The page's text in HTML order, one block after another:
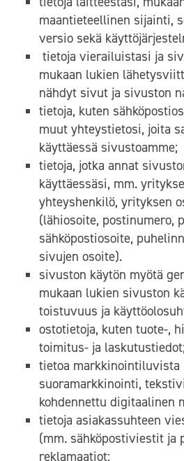
maantieteellinen sijainti,
versio sekä
tietoja vierailuistasi ja
mukaan lukien
nähdyt sivut ja sivuston
tietoja, kuten
muut yhteystietosi, joita
käyttäessä sivustoamme;
tietoja, jotka annat
käyttäessäsi, mm.
yhteyshenkilö, yrityksen
(lähiosoite, postinumero,
sähköpostiosoite,
sivujen osoite).
sivuston käytön myötä
mukaan lukien sivuston
toistuvuus ja
ostotietoja, kuten tuote-,
toimitus- ja laskutustiedot;
tietoa markkinointiluvista
suoramarkkinointi,
kohdennettu digitaalinen
tietoja asiakassuhteen
(mm. sähköpostiviestit ja
reklamaatiot;